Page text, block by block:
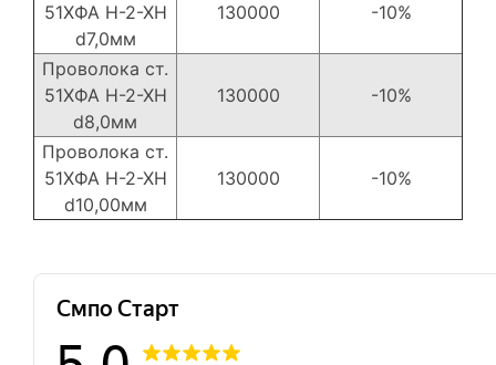
51ХФА Н-2-ХН
d7,0мм
130000 -10%
Проволока ст.
51ХФА Н-2-ХН
d8,0мм
130000 -10%
Проволока ст.
51ХФА Н-2-ХН
d10,00мм
130000 -10%